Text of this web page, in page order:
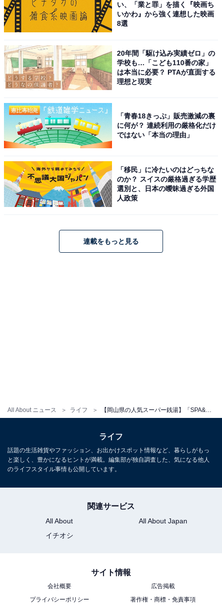
All About ニュース ライフ
アクセス・料金情報は？ 泊まれる？
アクセス
アクセス：岡山駅バスターミナル当新田・大東行きよ
り、日赤病院経由行きバスで約20分、「青江北」下車徒
歩約5分。
※お風呂の利用料金（大人）です。サウナ（お風呂付
【岡山県の人気スーパー銭湯】「岡山みやび温
泉 大家族の湯」は天然温泉と充実のプール・フ
すめのだんらんの場
い、「業と罪」を描く『映画ち
いかわ』から強く連想した映画
8選
20年間「駆け込み実績ゼロ」の
学校も…「こども110番の家」
は本当に必要？ PTAが直面する
理想と現実
「青春18きっぷ」販売激減の裏
に何が？ 連続利用の厳格化だけ
ではない「本当の理由」
「移民」に冷たいのはどっちな
のか？ スイスの厳格過ぎる学歴
選別と、日本の曖昧過ぎる外国
人政策
連載をもっと見る
ライフ
話題の生活雑貨やファッション、お出かけスポット情報など、暮らしがもっ
と楽しく、豊かになるヒントが満載。編集部が独自調査した、気になる他人
のライフスタイル事情も公開しています。
関連サービス
All About
All About Japan
イチオシ
サイト情報
会社概要
広告掲載
プライバシーポリシー
著作権・商標・免責事項